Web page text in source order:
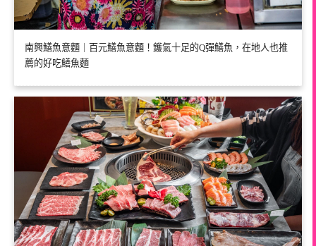
南興鱔魚意麵｜百元鱔魚意麵！鑊氣十足的Q彈鱔魚，在地人也推
薦的好吃鱔魚麵